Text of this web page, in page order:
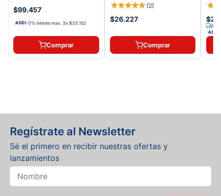
$99.457
ADDI 0% interés max. 3x$33.152
Comprar
★★★★★ (2)
$26.227
Comprar
★
ADDI
Regístrate al Newsletter
Sé el primero en recibir nuestras ofertas y
lanzamientos